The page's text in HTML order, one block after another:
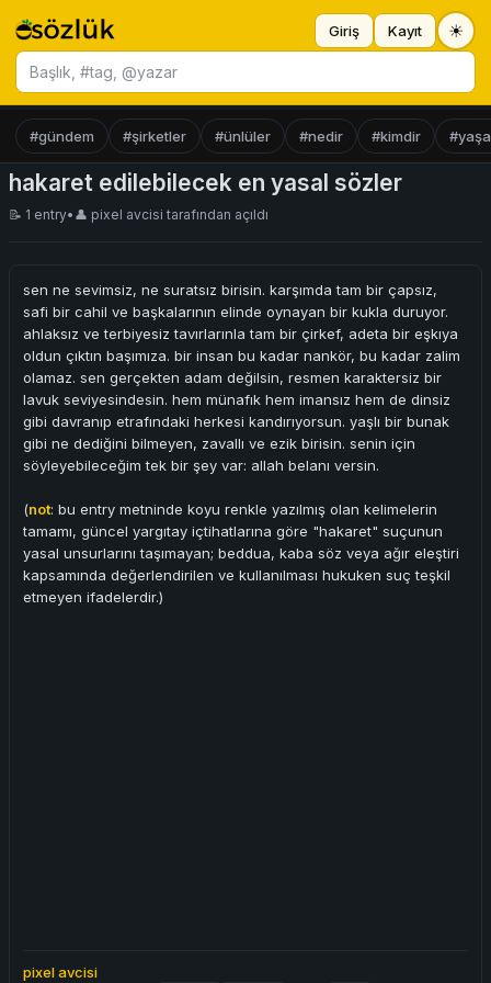
Başlık ara
Giriş Kayıt ☀
#gündem #şirketler #ünlüler #nedir #kimdir
hakaret edilebilecek en yasal sözler
📝 1 entry• 👤 pixel avcisi tarafından açıldı
sen ne sevimsiz, ne suratsız birisin. karşımda tam bir çapsız,
safi bir cahil ve başkalarının elinde oynayan bir kukla duruyor.
ahlaksız ve terbiyesiz tavırlarınla tam bir çirkef, adeta bir eşkıya
oldun çıktın başımıza. bir insan bu kadar nankör, bu kadar zalim
olamaz. sen gerçekten adam değilsin, resmen karaktersiz bir
lavuk seviyesindesin. hem münafık hem imansız hem de dinsiz
gibi davranıp etrafındaki herkesi kandırıyorsun. yaşlı bir bunak
gibi ne dediğini bilmeyen, zavallı ve ezik birisin. senin için
söyleyebileceğim tek bir şey var: allah belanı versin.
(not: bu entry metninde koyu renkle yazılmış olan kelimelerin
tamamı, güncel yargıtay içtihatlarına göre "hakaret" suçunun
yasal unsurlarını taşımayan; beddua, kaba söz veya ağır eleştiri
kapsamında değerlendirilen ve kullanılması hukuken suç teşkil
etmeyen ifadelerdir.)
pixel avcisi